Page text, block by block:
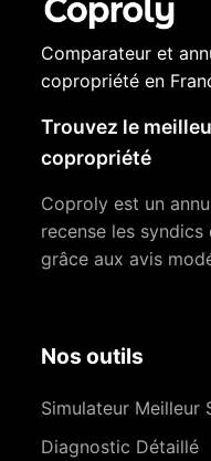
Comparateur et
copropriété en
Trouvez le
copropriété
Coproly est un
recense les
grâce aux avis
Nos outils
Simulateur Meilleur
Diagnostic Détaillé